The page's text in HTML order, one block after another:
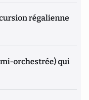
régalienne
orchestrée) qui